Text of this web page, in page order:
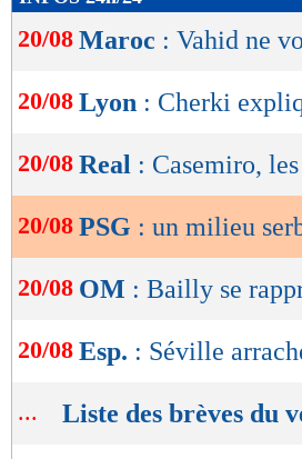
de
lecture
OK
20/08 Maroc : Vahid ne
20/08 Lyon : Cherki
20/08 Real : Casemiro,
20/08 PSG : un milieu
20/08 OM : Bailly se
20/08 Esp. : Séville
... Liste des brèves du